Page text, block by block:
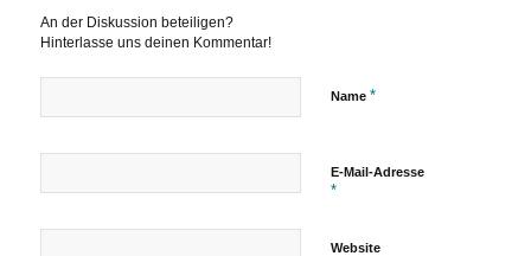
An der Diskussion beteiligen?
Hinterlasse uns deinen Kommentar!
Name *
E-Mail-Adresse
*
Website